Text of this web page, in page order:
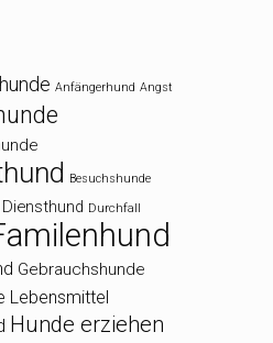
Anfängerhund Angst
Besuchshunde
Diensthund Durchfall
Gebrauchshunde
Lebensmittel
Hunde erziehen